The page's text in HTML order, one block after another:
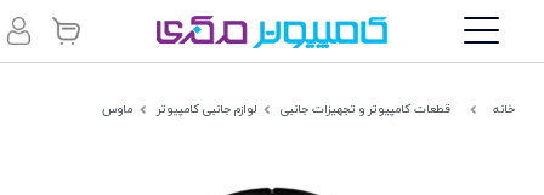
خانه قطعات کامپیوتر و تجهیزات جانبی لوازم جانبی کامپیوتر ماوس